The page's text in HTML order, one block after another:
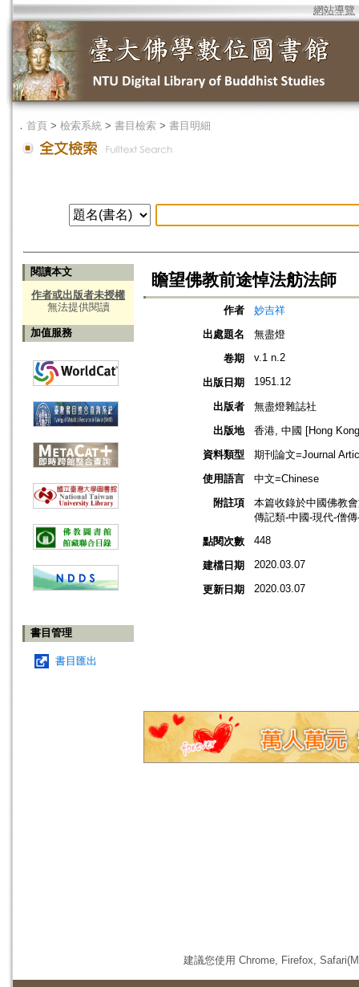
網站導覽
． 首頁 > 檢索系統 > 書目檢索 > 書目明細
閱讀本文
作者或出版者未授權
無法提供閱讀
加值服務
書目管理
書目匯出
瞻望佛教前途悼法舫法師
作者
妙吉祥
出處題名
無盡燈
卷期
v.1 n.2
出版日期 1951.12
出版者
無盡燈雜誌社
出版地
香港, 中國 [Hong
資料類型
期刊論文=Journal
使用語言
中文=Chinese
附註項
本篇收錄於中國佛教
傳記類-中國-現代-僧
點閱次數
448
建檔日期 2020.03.07
更新日期 2020.03.07
建議您使用 Chrome, Firefox,